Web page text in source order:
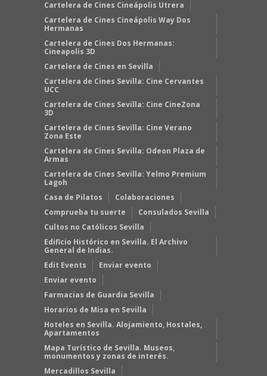
Cartelera de Cines Cineápolis Utrera
Cartelera de Cines Cineápolis Way Dos
Hermanas
Cartelera de Cines Dos Hermanas:
Cineapolis 3D
Cartelera de Cines en Sevilla
Cartelera de Cines Sevilla: Cine Cervantes
UCC
Cartelera de Cines Sevilla: Cine CineZona
3D
Cartelera de Cines Sevilla: Cine Verano
Zona Este
Cartelera de Cines Sevilla: Odeon Plaza de
Armas
Cartelera de Cines Sevilla: Yelmo Premium
Lagoh
Casa de Pilatos
Colaboraciones
Comprueba tu suerte
Consulados Sevilla
Cultos no Católicos Sevilla
Edificio Histórico en Sevilla. El Archivo
General de Indias.
Edit Events
Enviar evento
Enviar evento
Farmacias de Guardia Sevilla
Horarios de Misa en Sevilla
Hoteles en Sevilla. Alojamiento, Hostales,
Apartamentos
Mapa Turístico de Sevilla. Museos,
monumentos y zonas de interés.
Mercadillos Sevilla